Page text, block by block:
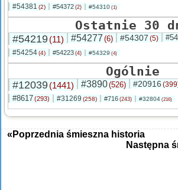
#54381 (2) #54372 (2) #54310 (1)
Ostatnie 30
#54219(11) #54277 (6) #54307 (5)
#54254(4) #54223 (4) #54329 (4)
Ogólnie
#12039(1441) #3890(526) #20916
#8617(293) #31269 (258) #716 (243) #32804 (216)
«Poprzednia śmieszna historia
Następna